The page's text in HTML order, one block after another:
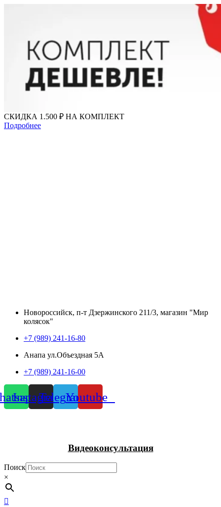
СКИДКА 1.500 ₽ НА КОМПЛЕКТ
Подробнее
Новороссийск, п-т Дзержинского 211/3, магазин "Мир
колясок"
+7 (989) 241-16-80
Анапа ул.Объездная 5А
+7 (989) 241-16-00
InstagramTelegramYoutube
Видеоконсультация
Поиск
×